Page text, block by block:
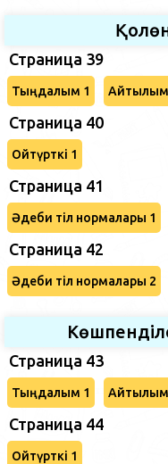
Страница 39
Тыңдалым 1 Айтылым
Страница 40
Ойтүрткі 1
Страница 41
Әдеби тіл нормалары 1
Страница 42
Әдеби тіл нормалары 2
Страница 43
Тыңдалым 1 Айтылым
Страница 44
Ойтүрткі 1